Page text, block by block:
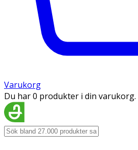
Varukorg
Du har 0 produkter i din varukorg.